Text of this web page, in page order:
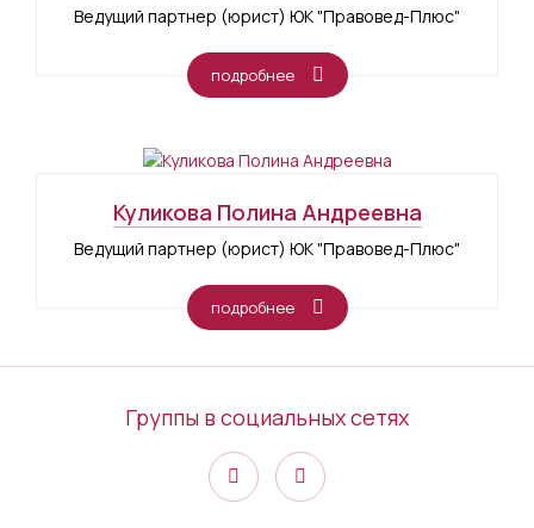
Ведущий партнер (юрист) ЮК "Правовед-Плюс"
подробнее
Куликова Полина Андреевна
Ведущий партнер (юрист) ЮК "Правовед-Плюс"
подробнее
Группы в социальных сетях